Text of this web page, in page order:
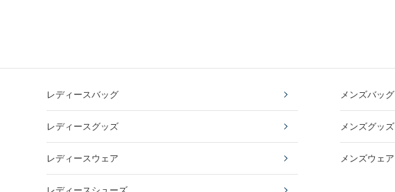
レディースバッグ
レディースグッズ
レディースウェア
メンズバッグ
メンズグッズ
メンズウェア